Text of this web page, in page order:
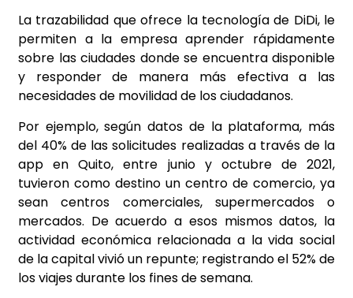
La trazabilidad que ofrece la tecnología de DiDi, le
permiten a la empresa aprender rápidamente
sobre las ciudades donde se encuentra disponible
y responder de manera más efectiva a las
necesidades de movilidad de los ciudadanos.
Por ejemplo, según datos de la plataforma, más
del 40% de las solicitudes realizadas a través de la
app en Quito, entre junio y octubre de 2021,
tuvieron como destino un centro de comercio, ya
sean centros comerciales, supermercados o
mercados. De acuerdo a esos mismos datos, la
actividad económica relacionada a la vida social
de la capital vivió un repunte; registrando el 52% de
los viajes durante los fines de semana.